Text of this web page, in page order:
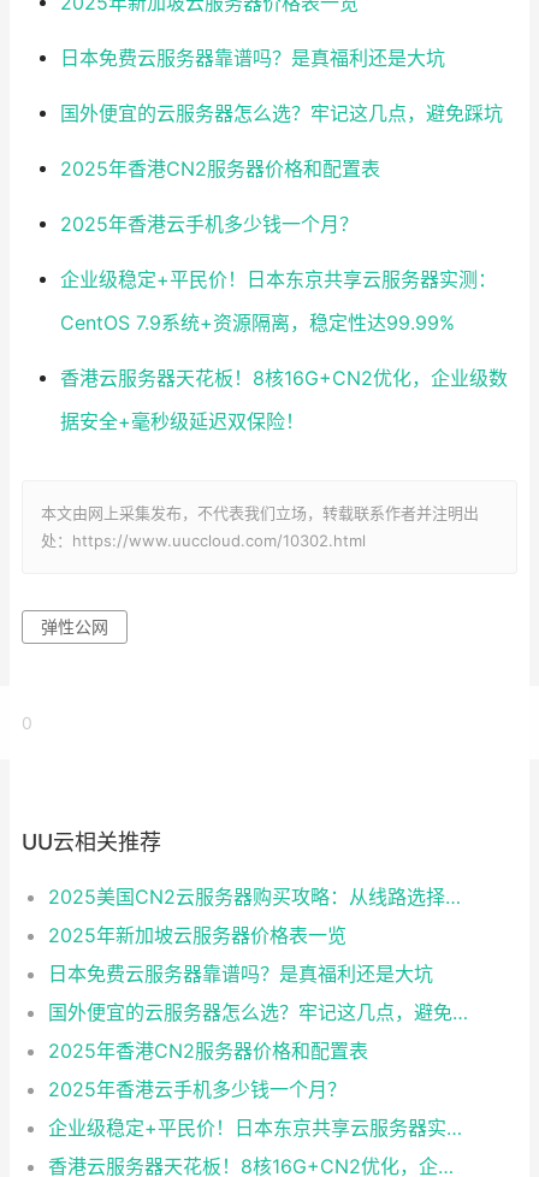
日本免费云服务器靠谱吗？是真福利还是大坑
国外便宜的云服务器怎么选？牢记这几点，避免踩坑
2025年香港CN2服务器价格和配置表
2025年香港云手机多少钱一个月？
企业级稳定+平民价！日本东京共享云服务器实测：
CentOS 7.9系统+资源隔离，稳定性达99.99%
香港云服务器天花板！8核16G+CN2优化，企业级数
据安全+毫秒级延迟双保险！
本文由网上采集发布，不代表我们立场，转载联系作者并注明出
处：https://www.uuccloud.com/10302.html
弹性公网
0
UU云相关推荐
2025美国CN2云服务器购买攻略：从线路选择到实操最全指南
2025年新加坡云服务器价格表一览
日本免费云服务器靠谱吗？是真福利还是大坑
国外便宜的云服务器怎么选？牢记这几点，避免踩坑
2025年香港CN2服务器价格和配置表
2025年香港云手机多少钱一个月？
企业级稳定+平民价！日本东京共享云服务器实测：CentOS 7.9系统+资源隔离，稳定性达99.99%
香港云服务器天花板！8核16G+CN2优化，企业级数据安全+毫秒级延迟双保险！